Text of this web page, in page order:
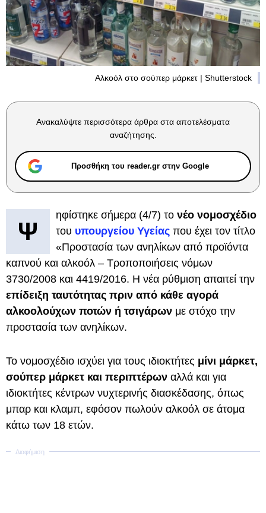
Αλκοόλ στο σούπερ μάρκετ | Shutterstock
Ανακαλύψτε περισσότερα άρθρα στα αποτελέσματα
αναζήτησης.
Προσθήκη του reader.gr στην Google
Ψ
ηφίστηκε σήμερα (4/7) το νέο νομοσχέδιο
του υπουργείου Υγείας που έχει τον τίτλο
«Προστασία των ανηλίκων από προϊόντα
καπνού και αλκοόλ – Τροποποιήσεις νόμων
3730/2008 και 4419/2016. Η νέα ρύθμιση απαιτεί την
επίδειξη ταυτότητας πριν από κάθε αγορά
αλκοολούχων ποτών ή τσιγάρων με στόχο την
προστασία των ανηλίκων.
Το νομοσχέδιο ισχύει για τους ιδιοκτήτες μίνι μάρκετ,
σούπερ μάρκετ και περιπτέρων αλλά και για
ιδιοκτήτες κέντρων νυχτερινής διασκέδασης, όπως
μπαρ και κλαμπ, εφόσον πωλούν αλκοόλ σε άτομα
κάτω των 18 ετών.